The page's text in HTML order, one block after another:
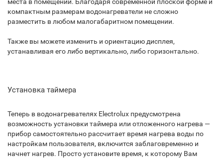
компактным размерам водонагреватели не сложно
разместить в любом малогабаритном помещении.
Также вы можете изменить и ориентацию дисплея,
устанавливая его либо вертикально, либо горизонтально.
Установка таймера
Теперь в водонагревателях Electrolux предусмотрена
возможность установки таймера или отложенного нагрева —
прибор самостоятельно рассчитает время нагрева воды по
настройкам пользователя, включится заблаговременно и
начнет нагрев. Просто установите время, к которому Вам